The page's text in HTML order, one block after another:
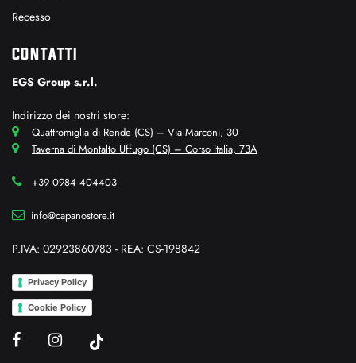
Recesso
CONTATTI
EGS Group s.r.l.
Indirizzo dei nostri store:
Quattromiglia di Rende (CS) – Via Marconi, 30
Taverna di Montalto Uffugo (CS) – Corso Italia, 73A
+39 0984 404403
info@capanostore.it
P.IVA: 02923860783 - REA: CS-198842
Privacy Policy
Cookie Policy